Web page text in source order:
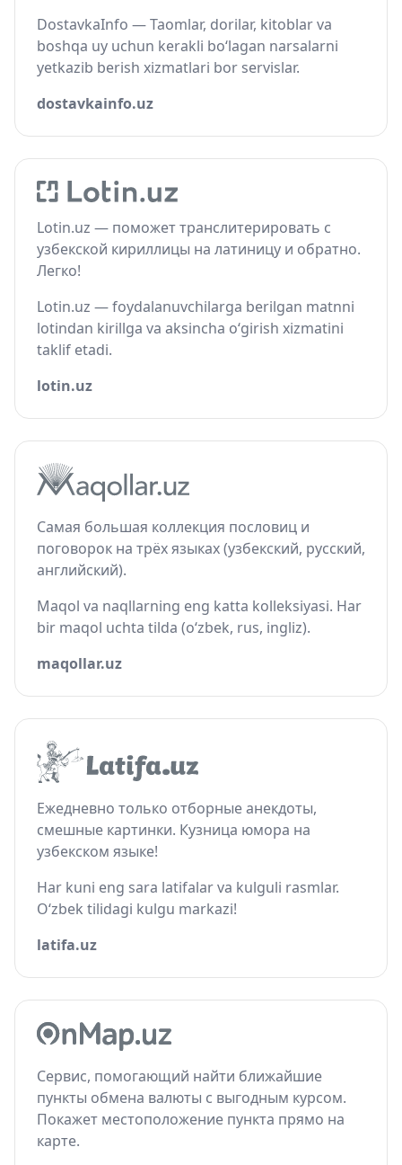
DostavkaInfo — Taomlar, dorilar, kitoblar va
boshqa uy uchun kerakli bo‘lagan narsalarni
yetkazib berish xizmatlari bor servislar.
dostavkainfo.uz
Lotin.uz — поможет транслитерировать с
узбекской кириллицы на латиницу и обратно.
Легко!
Lotin.uz — foydalanuvchilarga berilgan matnni
lotindan kirillga va aksincha o‘girish xizmatini
taklif etadi.
lotin.uz
Самая большая коллекция пословиц и
поговорок на трёх языках (узбекский, русский,
английский).
Maqol va naqllarning eng katta kolleksiyasi. Har
bir maqol uchta tilda (o‘zbek, rus, ingliz).
maqollar.uz
Ежедневно только отборные анекдоты,
смешные картинки. Кузница юмора на
узбекском языке!
Har kuni eng sara latifalar va kulguli rasmlar.
O‘zbek tilidagi kulgu markazi!
latifa.uz
Сервис, помогающий найти ближайшие
пункты обмена валюты с выгодным курсом.
Покажет местоположение пункта прямо на
карте.